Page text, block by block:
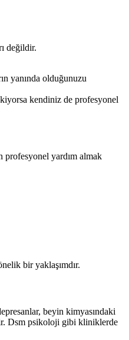
değildir.
yanında olduğunuzu
kendiniz de profesyonel
profesyonel yardım almak
bir yaklaşımdır.
beyin kimyasındaki
Dsm psikoloji gibi kliniklerde